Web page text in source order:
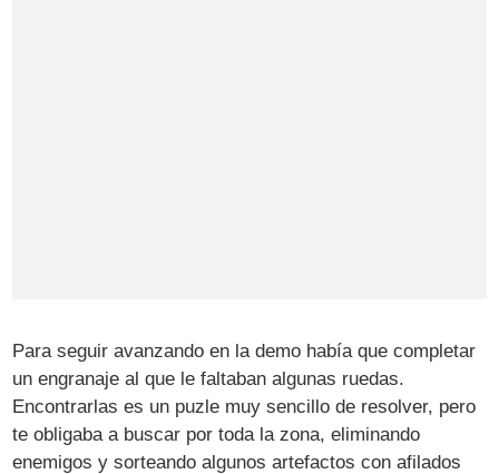
Para seguir avanzando en la demo había que completar
un engranaje al que le faltaban algunas ruedas.
Encontrarlas es un puzle muy sencillo de resolver, pero
te obligaba a buscar por toda la zona, eliminando
enemigos y sorteando algunos artefactos con afilados